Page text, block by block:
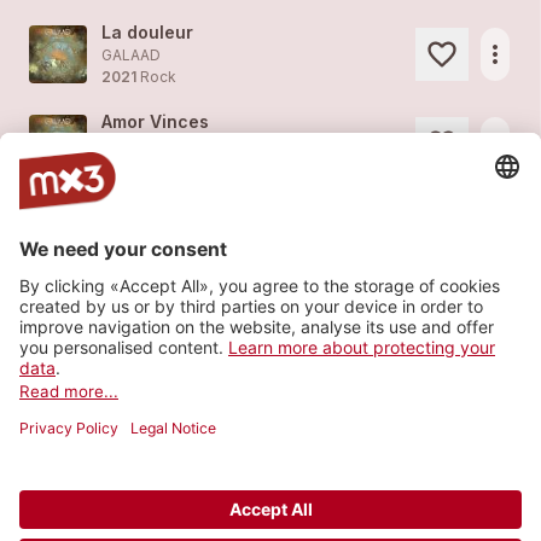
La douleur
GALAAD
2021 Rock
more_horiz
Amor Vinces
2021
1
2020Rock
1 Justice
GALAAD
2019Rock
more_horiz